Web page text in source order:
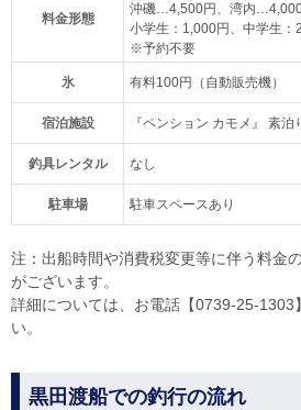
料金形態
沖磯…4,500円、湾内
小学生：1,000円、中学生：
※予約不要
氷 有料100円（自動販売機）
宿泊施設 『ペンション カモメ』 素泊
釣具レンタル なし
駐車場 駐車スペースあり
注：出船時間や消費税変更等に伴う料金
がございます。
詳細については、お電話【0739-25-1303
い。
黒田渡船での釣行の流れ